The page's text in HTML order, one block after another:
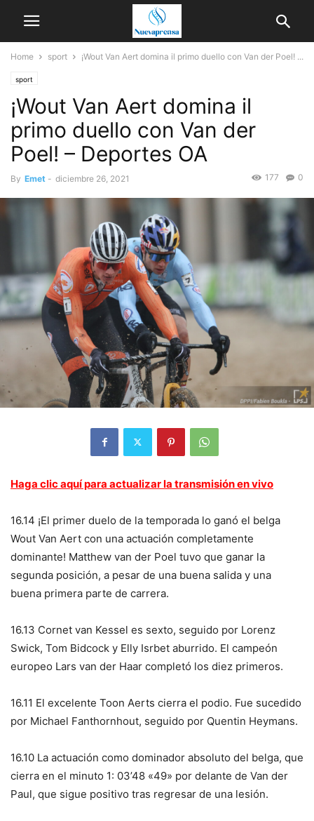
Home sport ¡Wout Van Aert domina il primo duello con Van der Poel! ...
sport
¡Wout Van Aert domina il
primo duello con Van der
Poel! – Deportes OA
By Emet - diciembre 26, 2021 0
177
Haga clic aquí para actualizar la transmisión en vivo
16.14 ¡El primer duelo de la temporada lo ganó el belga
Wout Van Aert con una actuación completamente
dominante! Matthew van der Poel tuvo que ganar la
segunda posición, a pesar de una buena salida y una
buena primera parte de carrera.
16.13 Cornet van Kessel es sexto, seguido por Lorenz
Swick, Tom Bidcock y Elly Isrbet aburrido. El campeón
europeo Lars van der Haar completó los diez primeros.
16.11 El excelente Toon Aerts cierra el podio. Fue sucedido
por Michael Fanthornhout, seguido por Quentin Heymans.
16.10 La actuación como dominador absoluto del belga, que
cierra en el minuto 1: 03’48 «49» por delante de Van der
Paul, que sigue positivo tras regresar de una lesión.